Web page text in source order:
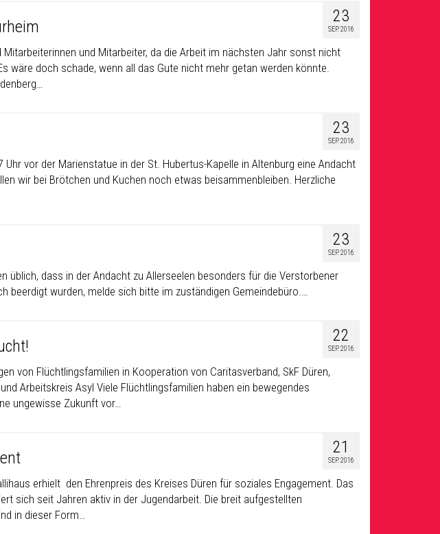
23
SEP. 2016
und Mitarbeiter, da die Arbeit im nächsten Jahr sonst nicht
wäre doch schade, wenn all das Gute nicht mehr getan werden könnte.
23
SEP. 2016
vor der Marienstatue in der St. Hubertus-Kapelle in Altenburg eine Andacht
wir bei Brötchen und Kuchen noch etwas beisammenbleiben. Herzliche
23
SEP. 2016
üblich, dass in der Andacht zu Allerseelen besonders für die Verstorbener
beerdigt wurden, melde sich bitte im zuständigen Gemeindebüro.…
22
SEP. 2016
von Flüchtlingsfamilien in Kooperation von Caritasverband, SkF Düren,
Arbeitskreis Asyl Viele Flüchtlingsfamilien haben ein bewegendes
ungewisse Zukunft vor…
21
SEP. 2016
erhielt den Ehrenpreis des Kreises Düren für soziales Engagement. Das
sich seit Jahren aktiv in der Jugendarbeit. Die breit aufgestellten
in dieser Form…